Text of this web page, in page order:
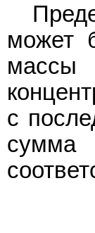
может
массы
с
сумма